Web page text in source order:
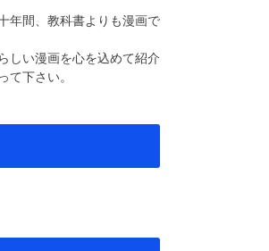
年間、教科書よりも漫画で
しい漫画を心を込めて紹介
て下さい。